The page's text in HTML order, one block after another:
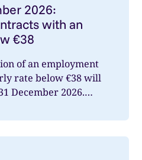
2026:
with an
€38
of an employment
rate below €38 will
December 2026.